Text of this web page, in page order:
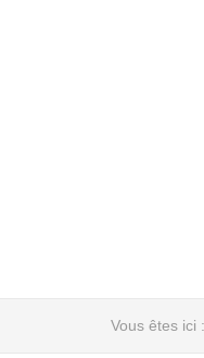
Vous êtes ici :